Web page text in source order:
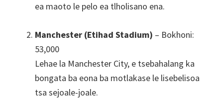
ea maoto le pelo ea tlholisano ena.
Manchester (Etihad Stadium) – Bokhoni:
53,000
Lehae la Manchester City, e tsebahalang ka
bongata ba eona ba motlakase le lisebelisoa
tsa sejoale-joale.